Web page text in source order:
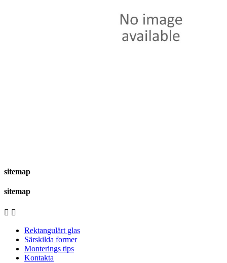
sitemap
sitemap
 
Rektangulärt glas
Särskilda former
Monterings tips
Kontakta